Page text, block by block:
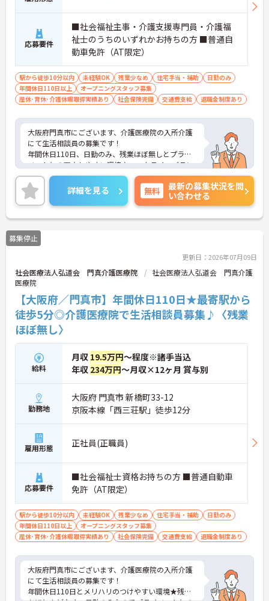
応募要件
■社会福祉主事・介護支援専門員・介護福
祉士のうちのいずれかお持ちの方 ■普通自
動車免許（AT限定）
駅から徒歩10分以内 未経験OK 残業少なめ 住宅手当・補助
日勤のみ
年間休日110日以上
オープニングスタッフ募集
産休･育休･介護休暇取得実績あり
社会保険完備 交通費支給 退職金制度あり
大阪府門真市にございます、介護医療院の入所介護
にて生活相談員の募集です！
年間休日110日、日勤のみ、残業ほぼ無しとプライ
ベートとの両立しやすい環境♪ワークライフバラン
ス重視の方にオススメ◎
最寄り駅より徒歩5分圏内と好立地にあるので、通
勤のストレスが少ないのも嬉しいポイントです！
ご興味ある方には、面接対策ポイントなど、さらに
詳細をお話しいたしますのでお気軽にご相談くださ
い。
詳細を見る 無料
最新の募集状況を問
い合わせる
募集停止
更新日：2026年07月09日
社会医療法人弘道会 門真介護医療院
社会医療法人弘道会 門真介護
医療院
【大阪府／門真市】年間休日110日★最寄駅から
徒歩5分◎介護医療院で生活相談員募集♪〈残業
ほぼ無し〉
給料
月収 19.5万円～程度※諸手当込
年収 234万円～月収×12ヶ月 賞与別
勤務地
大阪府 門真市 新橋町33-12
京阪本線「西三荘駅」徒歩12分
雇用形態 正社員(正職員)
応募要件
■社会福祉士資格お持ちの方 ■普通自動車
免許（AT限定）
駅から徒歩10分以内 未経験OK 残業少なめ 住宅手当・補助
日勤のみ
年間休日110日以上
オープニングスタッフ募集
産休･育休･介護休暇取得実績あり
社会保険完備 交通費支給 退職金制度あり
大阪府門真市にございます、介護医療院の入所介護
にて生活相談員の募集です！
年間休日110日とメリハリのつけやすい環境★残業